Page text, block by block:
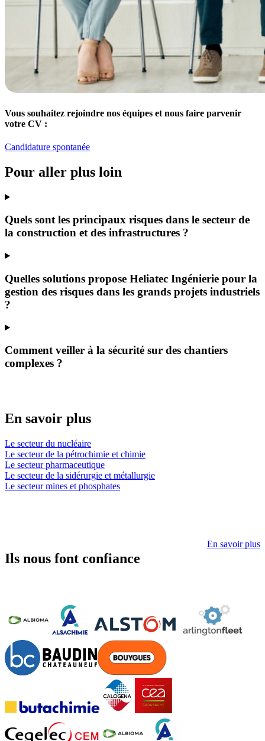
Vous souhaitez rejoindre nos équipes et nous faire parvenir
votre CV :
Candidature spontanée
Pour aller plus loin
Quels sont les principaux risques dans le secteur de
la construction et des infrastructures ?
Quelles solutions propose Heliatec Ingénierie pour la
gestion des risques dans les grands projets industriels
?
Comment veiller à la sécurité sur des chantiers
complexes ?
En savoir plus
Le secteur du nucléaire
Le secteur de la pétrochimie et chimie
Le secteur pharmaceutique
Le secteur de la sidérurgie et métallurgie
Le secteur mines et phosphates
Ils nous font confiance
En savoir plus